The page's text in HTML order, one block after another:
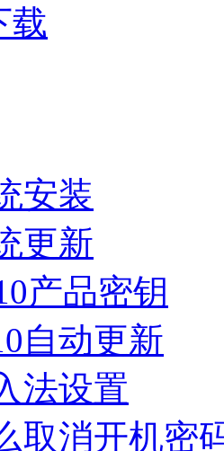
载
安装
更新
产品密钥
自动更新
法设置
取消开机密